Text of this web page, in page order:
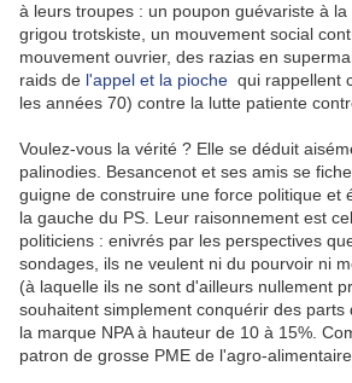
à leurs troupes : un poupon guévariste à
grigou trotskiste, un mouvement social
mouvement ouvrier, des razias en
raids de l'appel et la pioche qui rappellent
les années 70) contre la lutte patiente
Voulez-vous la vérité ? Elle se déduit
palinodies. Besancenot et ses amis se
guigne de construire une force politique et
la gauche du PS. Leur raisonnement est
politiciens : enivrés par les perspectives
sondages, ils ne veulent ni du pourvoir ni
(à laquelle ils ne sont d'ailleurs nullement
souhaitent simplement conquérir des
la marque NPA à hauteur de 10 à 15%.
patron de grosse PME de l'agro-alimentaire.